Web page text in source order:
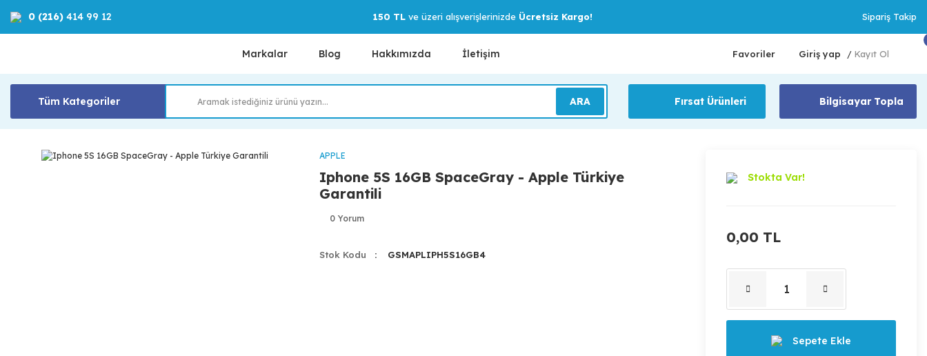
0 (216) 414 99 12 150 TLve üzeri alışverişlerinizde Ücretsiz Kargo! Sipariş Takip
Markalar Blog Hakkımızda İletişim Favoriler Giriş yap / Kayıt Ol
Tüm Kategoriler ARA Fırsat Ürünleri Bilgisayar Topla
APPLE
Iphone 5S 16GB SpaceGray - Apple Türkiye
Garantili
0 Yorum
Stok Kodu GSMAPLIPH5S16GB4
Stokta Var!
0,00 TL
Sepete Ekle